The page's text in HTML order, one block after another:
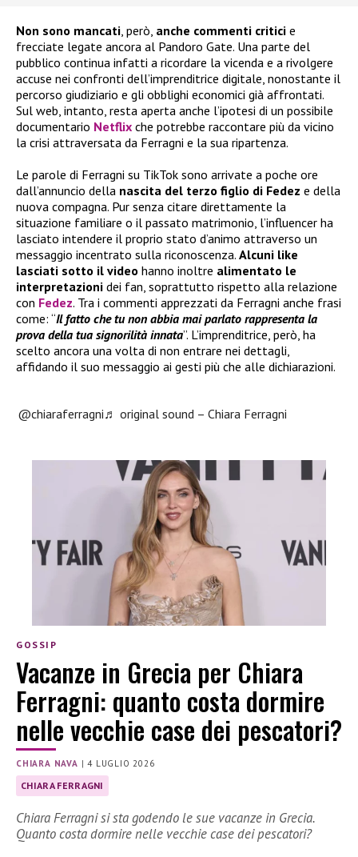
Non sono mancati , però, anche commenti critici e
frecciate legate ancora al Pandoro Gate. Una parte del
pubblico continua infatti a ricordare la vicenda e a rivolgere
accuse nei confronti dell’imprenditrice digitale, nonostante il
percorso giudiziario e gli obblighi economici già affrontati.
Sul web, intanto, resta aperta anche l’ipotesi di un possibile
documentario Netflix che potrebbe raccontare più da vicino
la crisi attraversata da Ferragni e la sua ripartenza.
Le parole di Ferragni su TikTok sono arrivate a poche ore
dall’annuncio della nascita del terzo figlio di Fedez e della
nuova compagna. Pur senza citare direttamente la
situazione familiare o il passato matrimonio, l’influencer ha
lasciato intendere il proprio stato d’animo attraverso un
messaggio incentrato sulla riconoscenza. Alcuni like
lasciati sotto il video hanno inoltre alimentato le
interpretazioni dei fan, soprattutto rispetto alla relazione
con Fedez. Tra i commenti apprezzati da Ferragni anche frasi
come: “Il fatto che tu non abbia mai parlato rappresenta la
prova della tua signorilità innata”. L’imprenditrice, però, ha
scelto ancora una volta di non entrare nei dettagli,
affidando il suo messaggio ai gesti più che alle dichiarazioni.
@chiaraferragni♬ original sound – Chiara Ferragni
GOSSIP
Vacanze in Grecia per Chiara
Ferragni: quanto costa dormire
nelle vecchie case dei pescatori?
CHIARA NAVA |4 LUGLIO 2026
CHIARA FERRAGNI
Chiara Ferragni si sta godendo le sue vacanze in Grecia.
Quanto costa dormire nelle vecchie case dei pescatori?